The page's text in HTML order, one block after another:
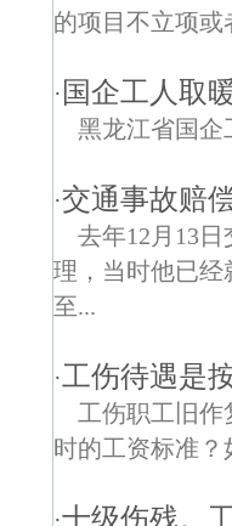
的项目不立项
· 国企工人取
黑龙江省国企
·交通事故赔
去年12月13
理，当时他已经
至...
·工伤待遇是
工伤职工旧
时的工资标准？
·十级伤残。